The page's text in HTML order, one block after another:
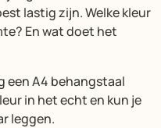
lastig zijn. Welke kleur
En wat doet het
een A4 behangstaal
in het echt en kun je
leggen.